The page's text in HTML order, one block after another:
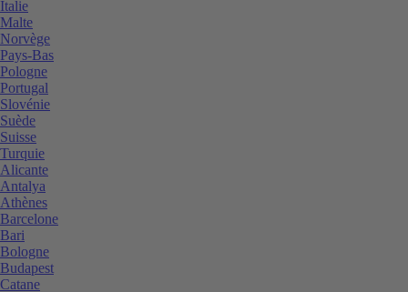
Italie
Malte
Norvège
Pays-Bas
Pologne
Portugal
Slovénie
Suède
Suisse
Turquie
Alicante
Antalya
Athènes
Barcelone
Bari
Bologne
Budapest
Catane